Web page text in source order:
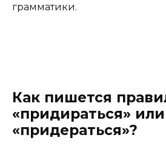
грамматики.
Как пишется
«придираться» или
«придераться»?